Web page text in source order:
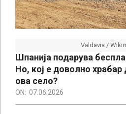
Valdavia /
Шпанија подарува
Но, кој е доволно храбар
ова село?
ON: 07.06.2026